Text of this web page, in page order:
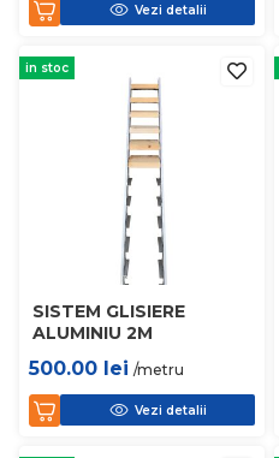
Vezi detalii
in stoc
SISTEM GLISIERE
ALUMINIU 2M
500.00 lei /metru
Vezi detalii